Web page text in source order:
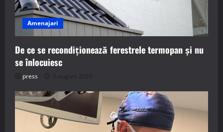
Amenajari
De ce se recondiționează ferestrele termopan și nu
se înlocuiesc
press 6 august 2026